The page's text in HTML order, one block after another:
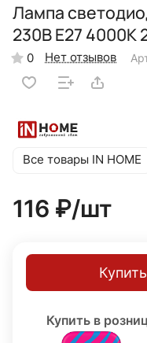
Лампа
230В Е27 4000К
0 Нет отзывов
Все товары IN HOME
116 ₽/шт
Купить в